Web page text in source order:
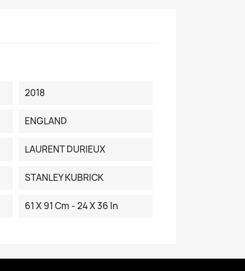
2018
ENGLAND
LAURENT DURIEUX
STANLEY KUBRICK
61 X 91 Cm - 24 X 36 In